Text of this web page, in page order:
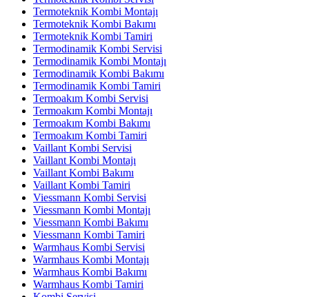
Termoteknik Kombi Montajı
Termoteknik Kombi Bakımı
Termoteknik Kombi Tamiri
Termodinamik Kombi Servisi
Termodinamik Kombi Montajı
Termodinamik Kombi Bakımı
Termodinamik Kombi Tamiri
Termoakım Kombi Servisi
Termoakım Kombi Montajı
Termoakım Kombi Bakımı
Termoakım Kombi Tamiri
Vaillant Kombi Servisi
Vaillant Kombi Montajı
Vaillant Kombi Bakımı
Vaillant Kombi Tamiri
Viessmann Kombi Servisi
Viessmann Kombi Montajı
Viessmann Kombi Bakımı
Viessmann Kombi Tamiri
Warmhaus Kombi Servisi
Warmhaus Kombi Montajı
Warmhaus Kombi Bakımı
Warmhaus Kombi Tamiri